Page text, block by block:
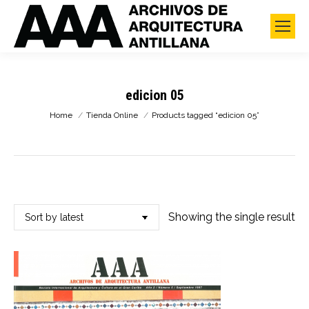
edicion 05
You are here:
Home Tienda Online Products tagged “edicion 05”
Showing the single result